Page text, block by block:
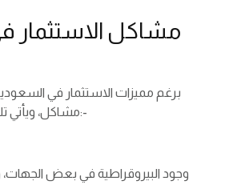
مشاكل الاستثمار
برغم مميزات الاستثمار في
مشاكل، ويأتي تلخيصها على النحو التالي:-
وجود البيروقراطية في بعض